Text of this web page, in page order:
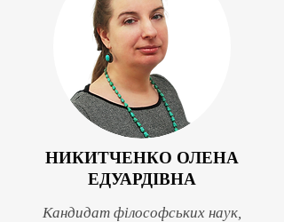
НИКИТЧЕНКО ОЛЕНА
ЕДУАРДІВНА
Кандидат філософських наук,